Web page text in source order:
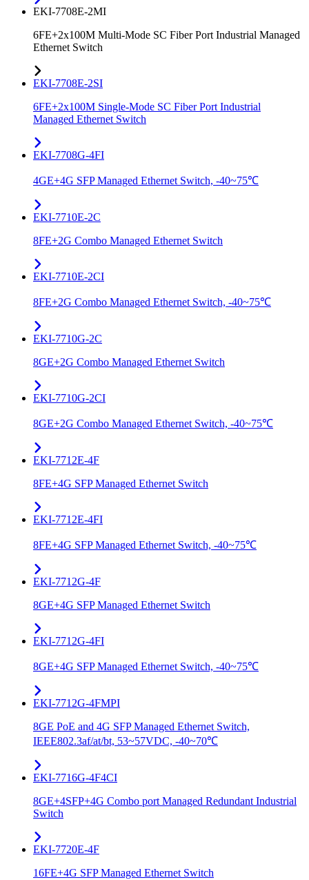
EKI-7708E-2MI
6FE+2x100M Multi-Mode SC Fiber Port Industrial Managed
Ethernet Switch
EKI-7708E-2SI
6FE+2x100M Single-Mode SC Fiber Port Industrial
Managed Ethernet Switch
EKI-7708G-4FI
4GE+4G SFP Managed Ethernet Switch, -40~75℃
EKI-7710E-2C
8FE+2G Combo Managed Ethernet Switch
EKI-7710E-2CI
8FE+2G Combo Managed Ethernet Switch, -40~75℃
EKI-7710G-2C
8GE+2G Combo Managed Ethernet Switch
EKI-7710G-2CI
8GE+2G Combo Managed Ethernet Switch, -40~75℃
EKI-7712E-4F
8FE+4G SFP Managed Ethernet Switch
EKI-7712E-4FI
8FE+4G SFP Managed Ethernet Switch, -40~75℃
EKI-7712G-4F
8GE+4G SFP Managed Ethernet Switch
EKI-7712G-4FI
8GE+4G SFP Managed Ethernet Switch, -40~75℃
EKI-7712G-4FMPI
8GE PoE and 4G SFP Managed Ethernet Switch,
IEEE802.3af/at/bt, 53~57VDC, -40~70℃
EKI-7716G-4F4CI
8GE+4SFP+4G Combo port Managed Redundant Industrial
Switch
EKI-7720E-4F
16FE+4G SFP Managed Ethernet Switch